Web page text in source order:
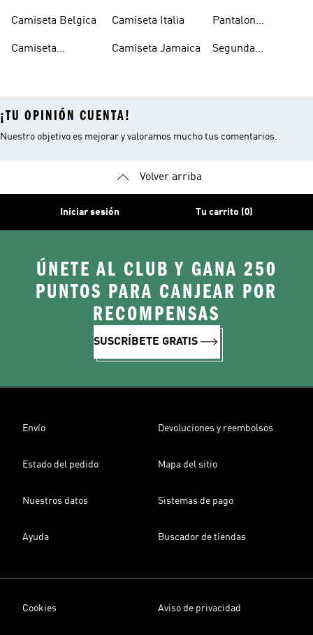
Camiseta Belgica
Camiseta
Camiseta Italia
Camiseta Jamaica
Española
Pantalon
Española
Segunda
¡TU OPINIÓN CUENTA!
Nuestro objetivo es mejorar y valoramos mucho tus comentarios.
Volver arriba
Iniciar sesión Tu carrito (0)
ÚNETE AL CLUB Y GANA 250
PUNTOS PARA CANJEAR POR
RECOMPENSAS
SUSCRÍBETE GRATIS
Envío Devoluciones y reembolsos
Estado del pedido Mapa del sitio
Nuestros datos Sistemas de pago
Ayuda Buscador de tiendas
Cookies Aviso de privacidad